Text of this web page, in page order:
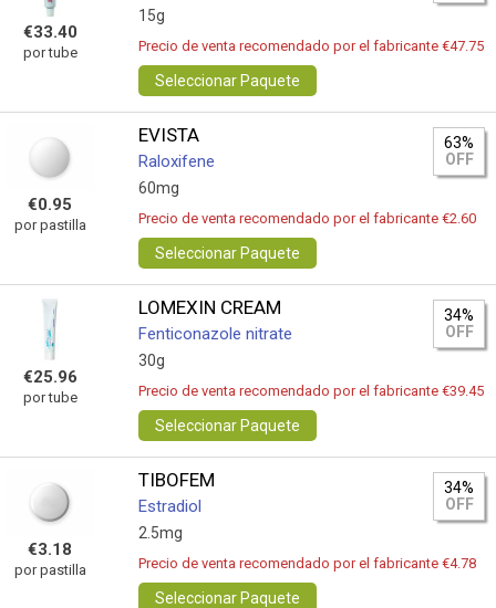
€33.40
por tube
15g
Precio de venta recomendado por el fabricante €47.75
Seleccionar Paquete
€0.95
por pastilla
EVISTA
Raloxifene
60mg
63%
OFF
Precio de venta recomendado por el fabricante €2.60
Seleccionar Paquete
€25.96
por tube
LOMEXIN CREAM
Fenticonazole nitrate
30g
34%
OFF
Precio de venta recomendado por el fabricante €39.45
Seleccionar Paquete
€3.18
por pastilla
TIBOFEM
Estradiol
2.5mg
34%
OFF
Precio de venta recomendado por el fabricante €4.78
Seleccionar Paquete